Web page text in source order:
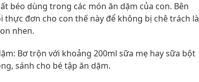
béo dùng trong các món ăn dặm của con. Bên
thực đơn cho con thế này để không bị chê trách là
nhen.
Bơ trộn với khoảng 200ml sữa mẹ hay sữa bột
sánh cho bé tập ăn dặm.